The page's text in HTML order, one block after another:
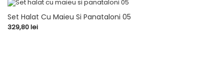
Set Halat Cu Maieu Si Panataloni 05
Pret
329,80 lei